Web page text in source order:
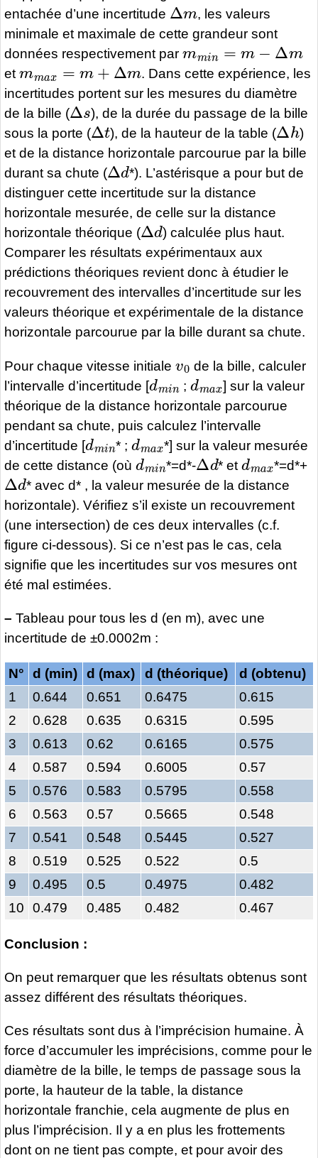
entachée d’une incertitude
Δ
, les valeurs
minimale et maximale de cette grandeur sont
données respectivement par
mmin=m−Δm
et
mmax=m+Δm
. Dans cette expérience, les
incertitudes portent sur les mesures du diamètre
de la bille (
Δs
), de la durée du passage de la bille
sous la porte (
Δ t
), de la hauteur de la table (
Δh
)
et de la distance horizontale parcourue par la bille
durant sa chute (
Δd
*). L’astérisque a pour but de
distinguer cette incertitude sur la distance
horizontale mesurée, de celle sur la distance
horizontale théorique (
Δ d
) calculée plus haut.
Comparer les résultats expérimentaux aux
prédictions théoriques revient donc à étudier le
recouvrement des intervalles d’incertitude sur les
valeurs théorique et expérimentale de la distance
horizontale parcourue par la bille durant sa chute.
Pour chaque vitesse initiale
de la bille, calculer
l’intervalle d’incertitude [
dm n
;
dm ax
] sur la valeur
théorique de la distance horizontale parcourue
pendant sa chute, puis calculez l’intervalle
d’incertitude [
dmin
* ;
dmax
*] sur la valeur mesurée
de cette distance (où
dmin
*=d*-
Δd
* et
d max
*=d*+
Δd
* avec d* , la valeur mesurée de la distance
horizontale). Vérifiez s’il existe un recouvrement
(une intersection) de ces deux intervalles (c.f.
figure ci-dessous). Si ce n’est pas le cas, cela
signifie que les incertitudes sur vos mesures ont
été mal estimées.
– Tableau pour tous les d (en m), avec une
incertitude de ±0.0002m :
N° d (min) d (max) d (théorique)
d (obtenu)
1
0.644 0.651 0.6475
0.615
2
0.628 0.635 0.6315
0.595
3
0.613 0.62 0.6165
0.575
4
0.587 0.594 0.6005
0.57
5
0.576 0.583 0.5795
0.558
6
0.563 0.57 0.5665
0.548
7
0.541 0.548 0.5445
0.527
8
0.519 0.525 0.522
0.5
9
0.495 0.5 0.4975
0.482
10
0.479 0.485 0.482 0.467
Conclusion :
On peut remarquer que les résultats obtenus sont
assez différent des résultats théoriques.
Ces résultats sont dus à l’imprécision humaine. À
force d’accumuler les imprécisions, comme pour le
diamètre de la bille, le temps de passage sous la
porte, la hauteur de la table, la distance
horizontale franchie, cela augmente de plus en
plus l’imprécision. Il y a en plus les frottements
dont on ne tient pas compte, et pour avoir des